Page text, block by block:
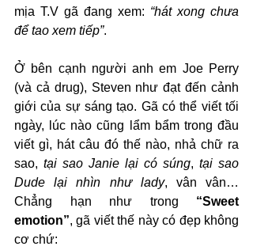
mịa T.V gã đang xem: “hát xong chưa
để tao xem tiếp”.
Ở bên cạnh người anh em Joe Perry
(và cả drug), Steven như đạt đến cảnh
giới của sự sáng tạo. Gã có thể viết tối
ngày, lúc nào cũng lẩm bẩm trong đầu
viết gì, hát câu đó thế nào, nhả chữ ra
sao, tại sao Janie lại có súng, tại sao
Dude lại nhìn như lady, vân vân…
Chẳng hạn như trong “Sweet
emotion”, gã viết thế này có đẹp không
cơ chứ: